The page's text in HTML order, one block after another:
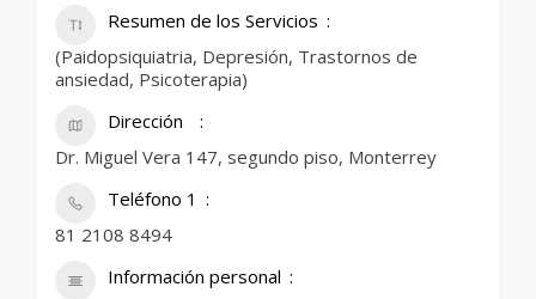
Resumen de los Servicios
(Paidopsiquiatria, Depresión, Trastornos de
ansiedad, Psicoterapia)
Dirección
Dr. Miguel Vera 147, segundo piso, Monterrey
Teléfono 1
81 2108 8494
Información personal